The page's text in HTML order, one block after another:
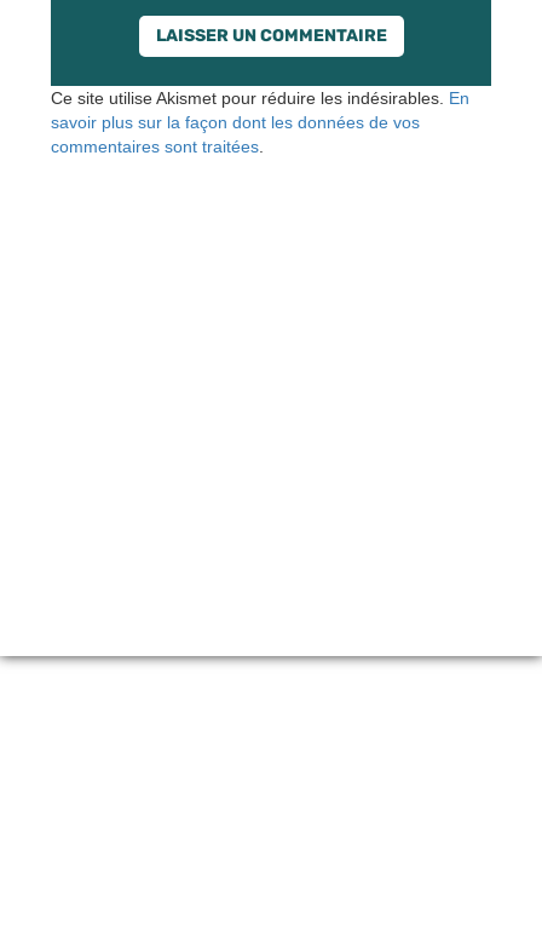
Ce site utilise Akismet pour réduire les indésirables. En
savoir plus sur la façon dont les données de vos
commentaires sont traitées.